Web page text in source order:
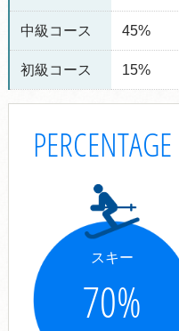
中級コース 45%
初級コース 15%
PERCENTAGE
スキー
70%